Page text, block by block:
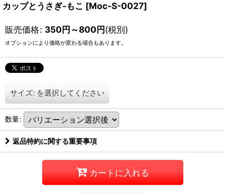
カップとうさぎ-もこ [Moc-S-0027]
販売価格: 350円～800円(税別)
オプションにより価格が変わる場合もあります。
サイズ: を選択してください
数量:
返品特約に関する重要事項
カートに入れる